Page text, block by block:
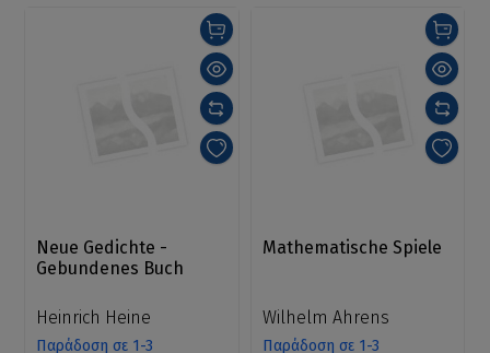
Neue Gedichte -
Gebundenes Buch
Heinrich Heine
Παράδοση σε 1-3
Mathematische Spiele
Wilhelm Ahrens
Παράδοση σε 1-3